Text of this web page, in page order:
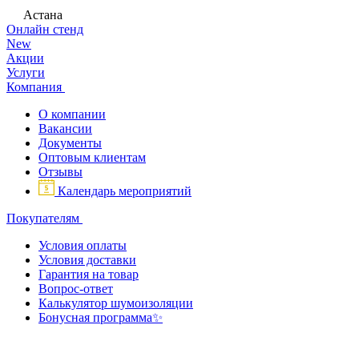
Астана
Онлайн стенд
New
Акции
Услуги
Компания
О компании
Вакансии
Документы
Оптовым клиентам
Отзывы
Календарь мероприятий
Покупателям
Условия оплаты
Условия доставки
Гарантия на товар
Вопрос-ответ
Калькулятор шумоизоляции
Бонусная программа✨